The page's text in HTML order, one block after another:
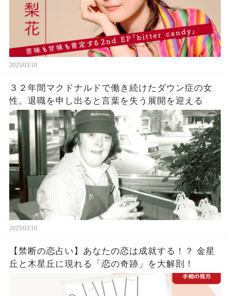
2025/03/10
３２年間マクドナルドで働き続けたダウン症の女
性。退職を申し出ると言葉を失う展開を迎える
2025/03/10
【禁断の恋占い】あなたの恋は成就する！？ 金星
丘と木星丘に現れる「恋の奇跡」を大解剖！